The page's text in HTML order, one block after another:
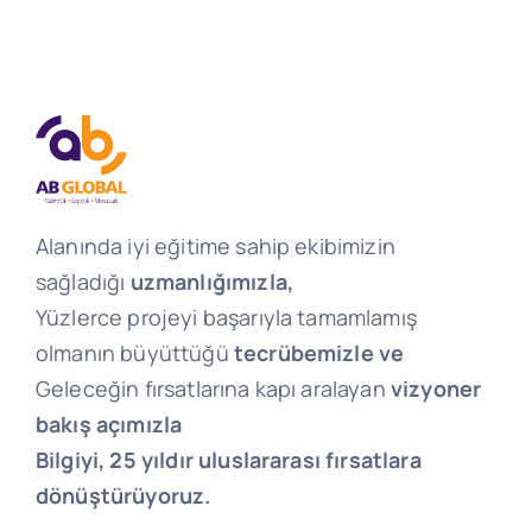
Alanında iyi eğitime sahip ekibimizin
sağladığı uzmanlığımızla,
Yüzlerce projeyi başarıyla tamamlamış
olmanın büyüttüğü tecrübemizle ve
Geleceğin fırsatlarına kapı aralayan vizyoner
bakış açımızla
Bilgiyi, 25 yıldır uluslararası fırsatlara
dönüştürüyoruz.